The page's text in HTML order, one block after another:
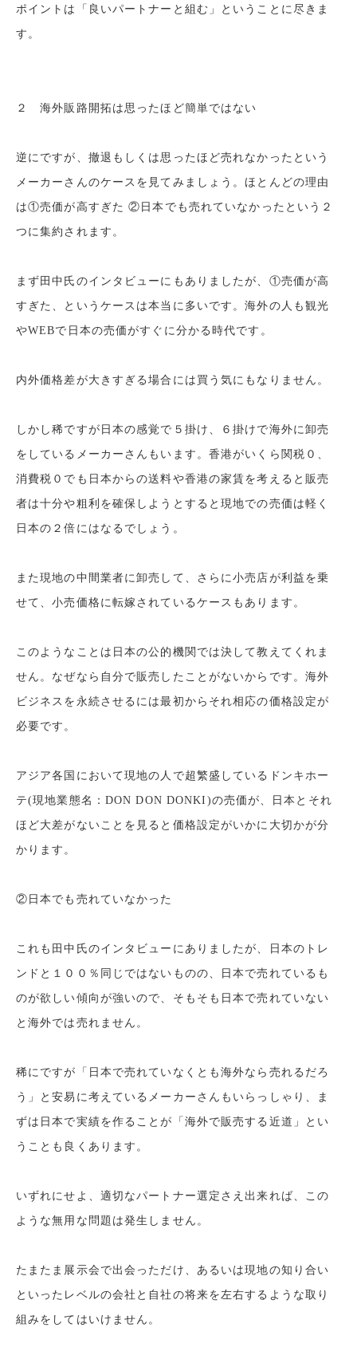
ポイントは「良いパートナーと組む」ということに尽きま
す。
２ 海外販路開拓は思ったほど簡単ではない
逆にですが、撤退もしくは思ったほど売れなかったという
メーカーさんのケースを見てみましょう。ほとんどの理由
は①売価が高すぎた ②日本でも売れていなかったという２
つに集約されます。
まず田中氏のインタビューにもありましたが、①売価が高
すぎた、というケースは本当に多いです。海外の人も観光
やWEBで日本の売価がすぐに分かる時代です。
内外価格差が大きすぎる場合には買う気にもなりません。
しかし稀ですが日本の感覚で５掛け、６掛けで海外に卸売
をしているメーカーさんもいます。 香港がいくら関税０、
消費税０でも日本からの送料や香港の家賃を考えると販売
者は十分や粗利を確保しようとすると現地での売価は軽く
日本の２倍にはなるでしょう。
また現地の中間業者に卸売して、さらに小売店が利益を乗
せて、小売価格に転嫁されているケースもあります。
このようなことは日本の公的機関では決して教えてくれま
せん。 なぜなら自分で販売したことがないからです。 海外
ビジネスを永続させるには最初からそれ相応の価格設定が
必要です。
アジア各国において現地の人で超繁盛しているドンキホー
テ(現地業態名：DON DON DONKI)の売価が、 日本とそれ
ほど大差がないことを見ると価格設定がいかに大切かが分
かります。
②日本でも売れていなかった
これも田中氏のインタビューにありましたが、日本のトレ
ンドと１００％同じではないものの、 日本で売れているも
のが欲しい傾向が強いので、そもそも日本で売れていない
と海外では売れません。
稀にですが「日本で売れていなくとも海外なら売れるだろ
う」と安易に考えているメーカーさんもいらっしゃり、 ま
ずは日本で実績を作ることが「海外で販売する近道」とい
うことも良くあります。
いずれにせよ、適切なパートナー選定さえ出来れば、この
ような無用な問題は発生しません。
たまたま展示会で出会っただけ、あるいは現地の知り合い
といったレベルの会社と 自社の将来を左右するような取り
組みをしてはいけません。